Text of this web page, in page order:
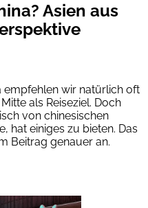
Asien aus
empfehlen wir natürlich oft
als Reiseziel. Doch
von chinesischen
hat einiges zu bieten. Das
Beitrag genauer an.